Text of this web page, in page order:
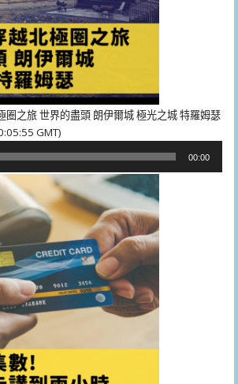
圈之旅 世界的盡頭 朗伊爾城 極光之城 特羅姆瑟
GMT)
00:00